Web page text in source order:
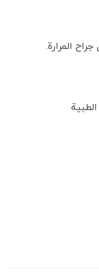
المرارة.